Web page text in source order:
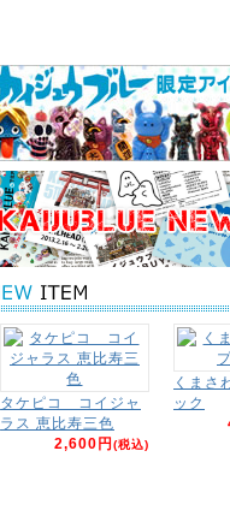
タケピコ コイジャ
ラス 恵比寿三色
2,600円(税込)
くまさ
ック